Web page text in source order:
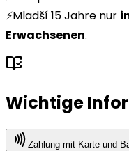
⚡️Mladší 15 Jahre nur
Erwachsenen.
Wichtige
Zahlung mit Karte und